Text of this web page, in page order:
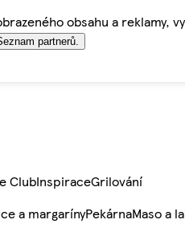
obsahu a
partnerů.
ClubInspiraceGrilování
a margarínyPekárnaMaso a